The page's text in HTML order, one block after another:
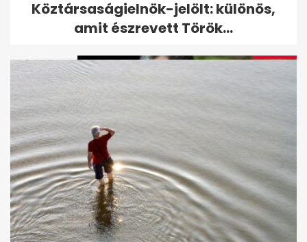
vallomása férjéről
Köztársaságielnök-jelölt: különös,
amit észrevett Török...